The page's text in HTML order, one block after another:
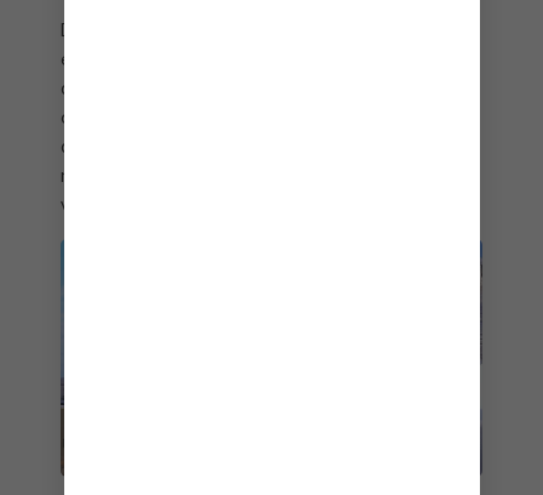
Desde los sitios antiguos de
encantadores canales de Venecia,
que no necesita presentación. Ya sea que poses
con el David de Miguel Ángel en Florencia o que
disfrutes de una pizza de otro mundo en
no es de extrañar que tantos cruceros por Europa
visiten la bella Italia.